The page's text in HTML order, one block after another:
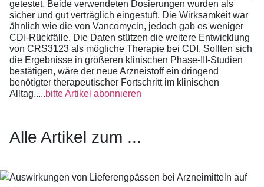
getestet. Beide verwendeten Dosierungen wurden als
sicher und gut verträglich eingestuft. Die Wirksamkeit war
ähnlich wie die von Vancomycin, jedoch gab es weniger
CDI-Rückfälle. Die Daten stützen die weitere Entwicklung
von CRS3123 als mögliche Therapie bei CDI. Sollten sich
die Ergebnisse in größeren klinischen Phase-III-Studien
bestätigen, wäre der neue Arzneistoff ein dringend
benötigter therapeutischer Fortschritt im klinischen
Alltag.....bitte Artikel abonnieren
Alle Artikel zum ...